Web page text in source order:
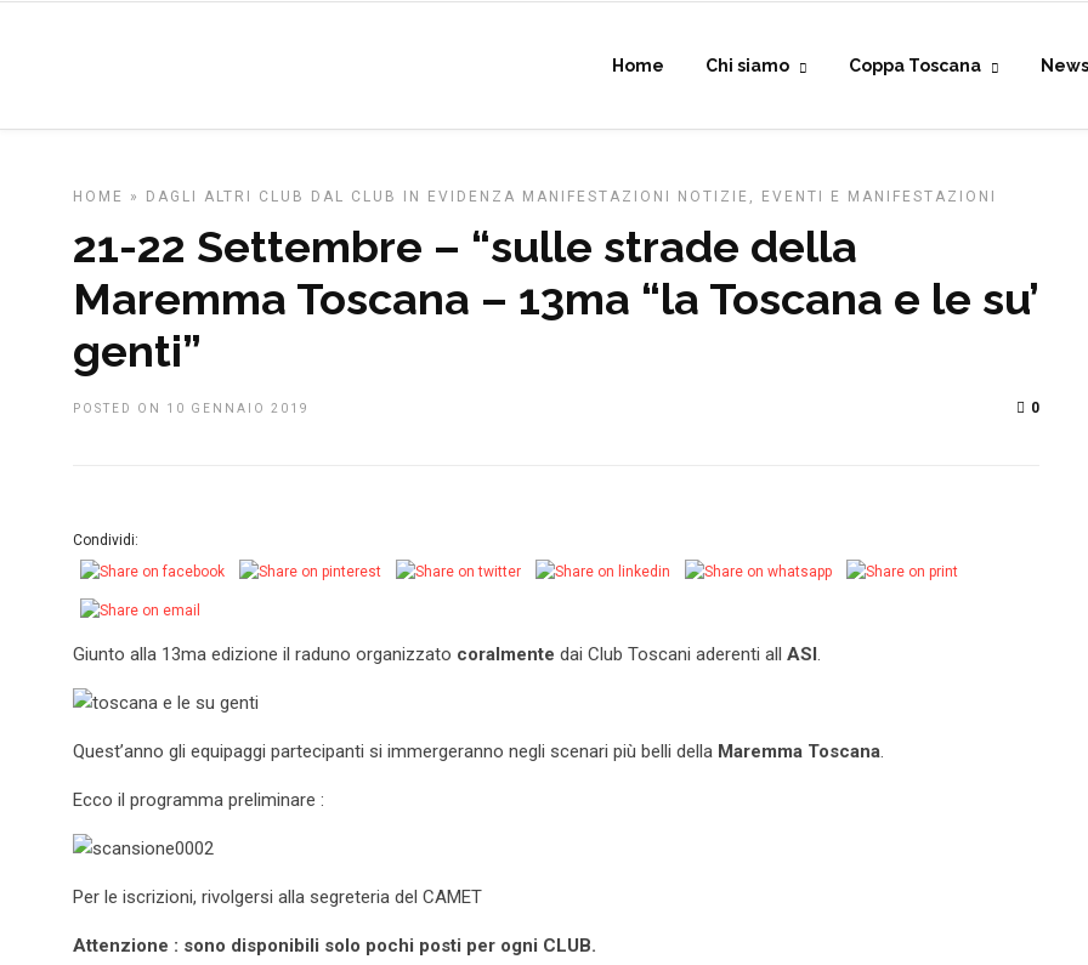
Home Chi siamo Coppa Toscana News
HOME » DAGLI ALTRI CLUB DAL CLUB IN EVIDENZA MANIFESTAZIONI NOTIZIE, EVENTI E MANIFESTAZIONI
21-22 Settembre – “sulle strade della
Maremma Toscana – 13ma “la Toscana e le su’
genti”
POSTED ON 10 GENNAIO 2019 0
Condividi:
Giunto alla 13ma edizione il raduno organizzato coralmente dai Club Toscani aderenti all ASI
Quest’anno gli equipaggi partecipanti si immergeranno negli scenari più belli della Maremma Toscana
Ecco il programma preliminare :
Per le iscrizioni, rivolgersi alla segreteria del CAMET
Attenzione : sono disponibili solo pochi posti per ogni CLUB.